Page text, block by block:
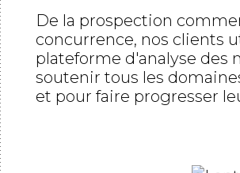
De la prospection
concurrence, nos clients
plateforme d'analyse des
soutenir tous les
et pour faire progresser